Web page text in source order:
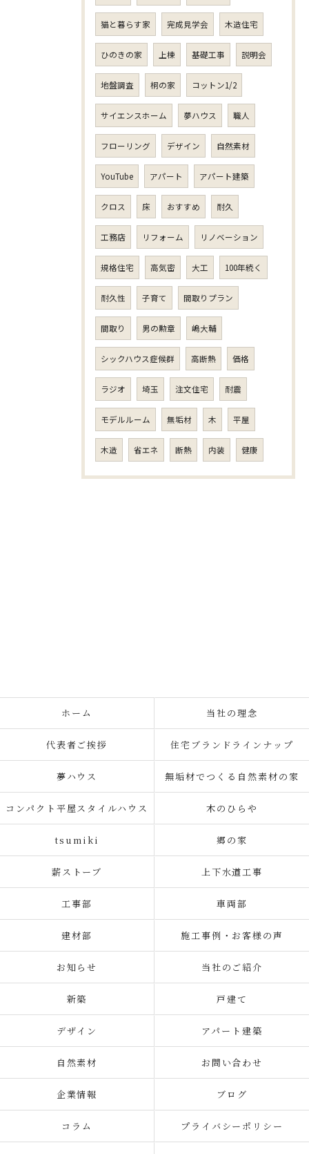
猫と暮らす家 完成見学会 木造住宅
ひのきの家 上棟 基礎工事 説明会
地盤調査 桐の家 コットン1/2
サイエンスホーム 夢ハウス 職人
フローリング デザイン 自然素材
YouTube アパート アパート建築
クロス 床 おすすめ 耐久
工務店 リフォーム リノベーション
規格住宅 高気密 大工 100年続く
耐久性 子育て 間取りプラン
間取り 男の勲章 嶋大輔
シックハウス症候群 高断熱 価格
ラジオ 埼玉 注文住宅 耐震
モデルルーム 無垢材 木 平屋
木造 省エネ 断熱 内装 健康
ホーム 当社の理念
代表者ご挨拶 住宅ブランドラインナップ
夢ハウス 無垢材でつくる自然素材の家
コンパクト平屋スタイルハウス 木のひらや
tsumiki 郷の家
薪ストーブ 上下水道工事
工事部 車両部
建材部 施工事例・お客様の声
お知らせ 当社のご紹介
新築 戸建て
デザイン アパート建築
自然素材 お問い合わせ
企業情報 ブログ
コラム プライバシーポリシー